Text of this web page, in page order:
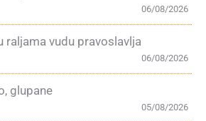
06/08/2026
raljama vudu pravoslavlja
06/08/2026
glupane
05/08/2026